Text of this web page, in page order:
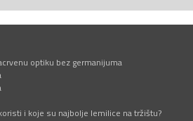
optiku bez germanijuma
i koje su najbolje lemilice na tržištu?